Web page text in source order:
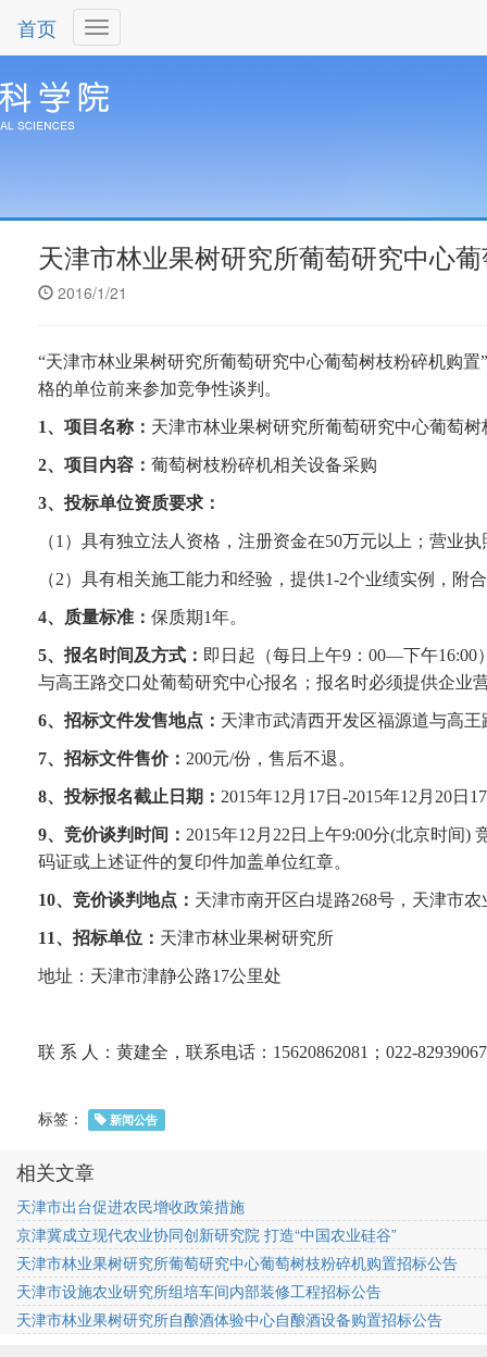
首页
天津市林业果树研究所葡萄研究中心
2016/1/21
“天津市林业果树研究所葡萄研究中心葡萄树枝粉碎机购置”
格的单位前来参加竞争性谈判。
1、项目名称： 天津市林业果树研究所葡萄研究中心葡萄
2、项目内容： 葡萄树枝粉碎机相关设备采购
3、投标单位资质要求：
（1 ）具有独立法人资格，注册资金在50万元以上；营业
（2）具有相关施工能力和经验，提供1-2个业绩实例，附
4、质量标准： 保质期1年。
5、报名时间及方式： 即日起（每日上午9 ： 00—下午16:00
与高王路交口处葡萄研究中心报名；报名时必须提供企业
6、招标文件发售地点： 天津市武清西开发区福源道与高
7、招标文件售价： 200元/份，售后不退。
8、投标报名截止日期： 2015年12 月 17日 -2015年12 月 20日
9、竞价谈判时间： 2015年12 月 22 日上午9:00分(北京时间)
码证或上述证件的复印件加盖单位红章。
10、竞价谈判地点： 天津市南开区白堤路268号，天津市农
11、招标单位： 天津市林业果树研究所
地址：天津市津静公路17公里处
联 系 人：黄建全，联系电话： 15620862081 ； 022-82939067
标签： 新闻公告
相关文章
天津市出台促进农民增收政策措施
京津冀成立现代农业协同创新研究院 打造“中国农业硅谷”
天津市林业果树研究所葡萄研究中心葡萄树枝粉碎机购置招标公告
天津市设施农业研究所组培车间内部装修工程招标公告
天津市林业果树研究所自酿酒体验中心自酿酒设备购置招标公告